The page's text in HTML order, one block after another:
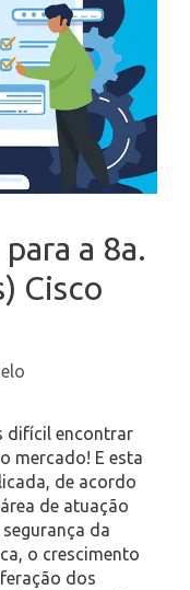
a 8a.
Cisco
difícil encontrar
mercado! E esta
de acordo
de atuação
da
o crescimento
dos